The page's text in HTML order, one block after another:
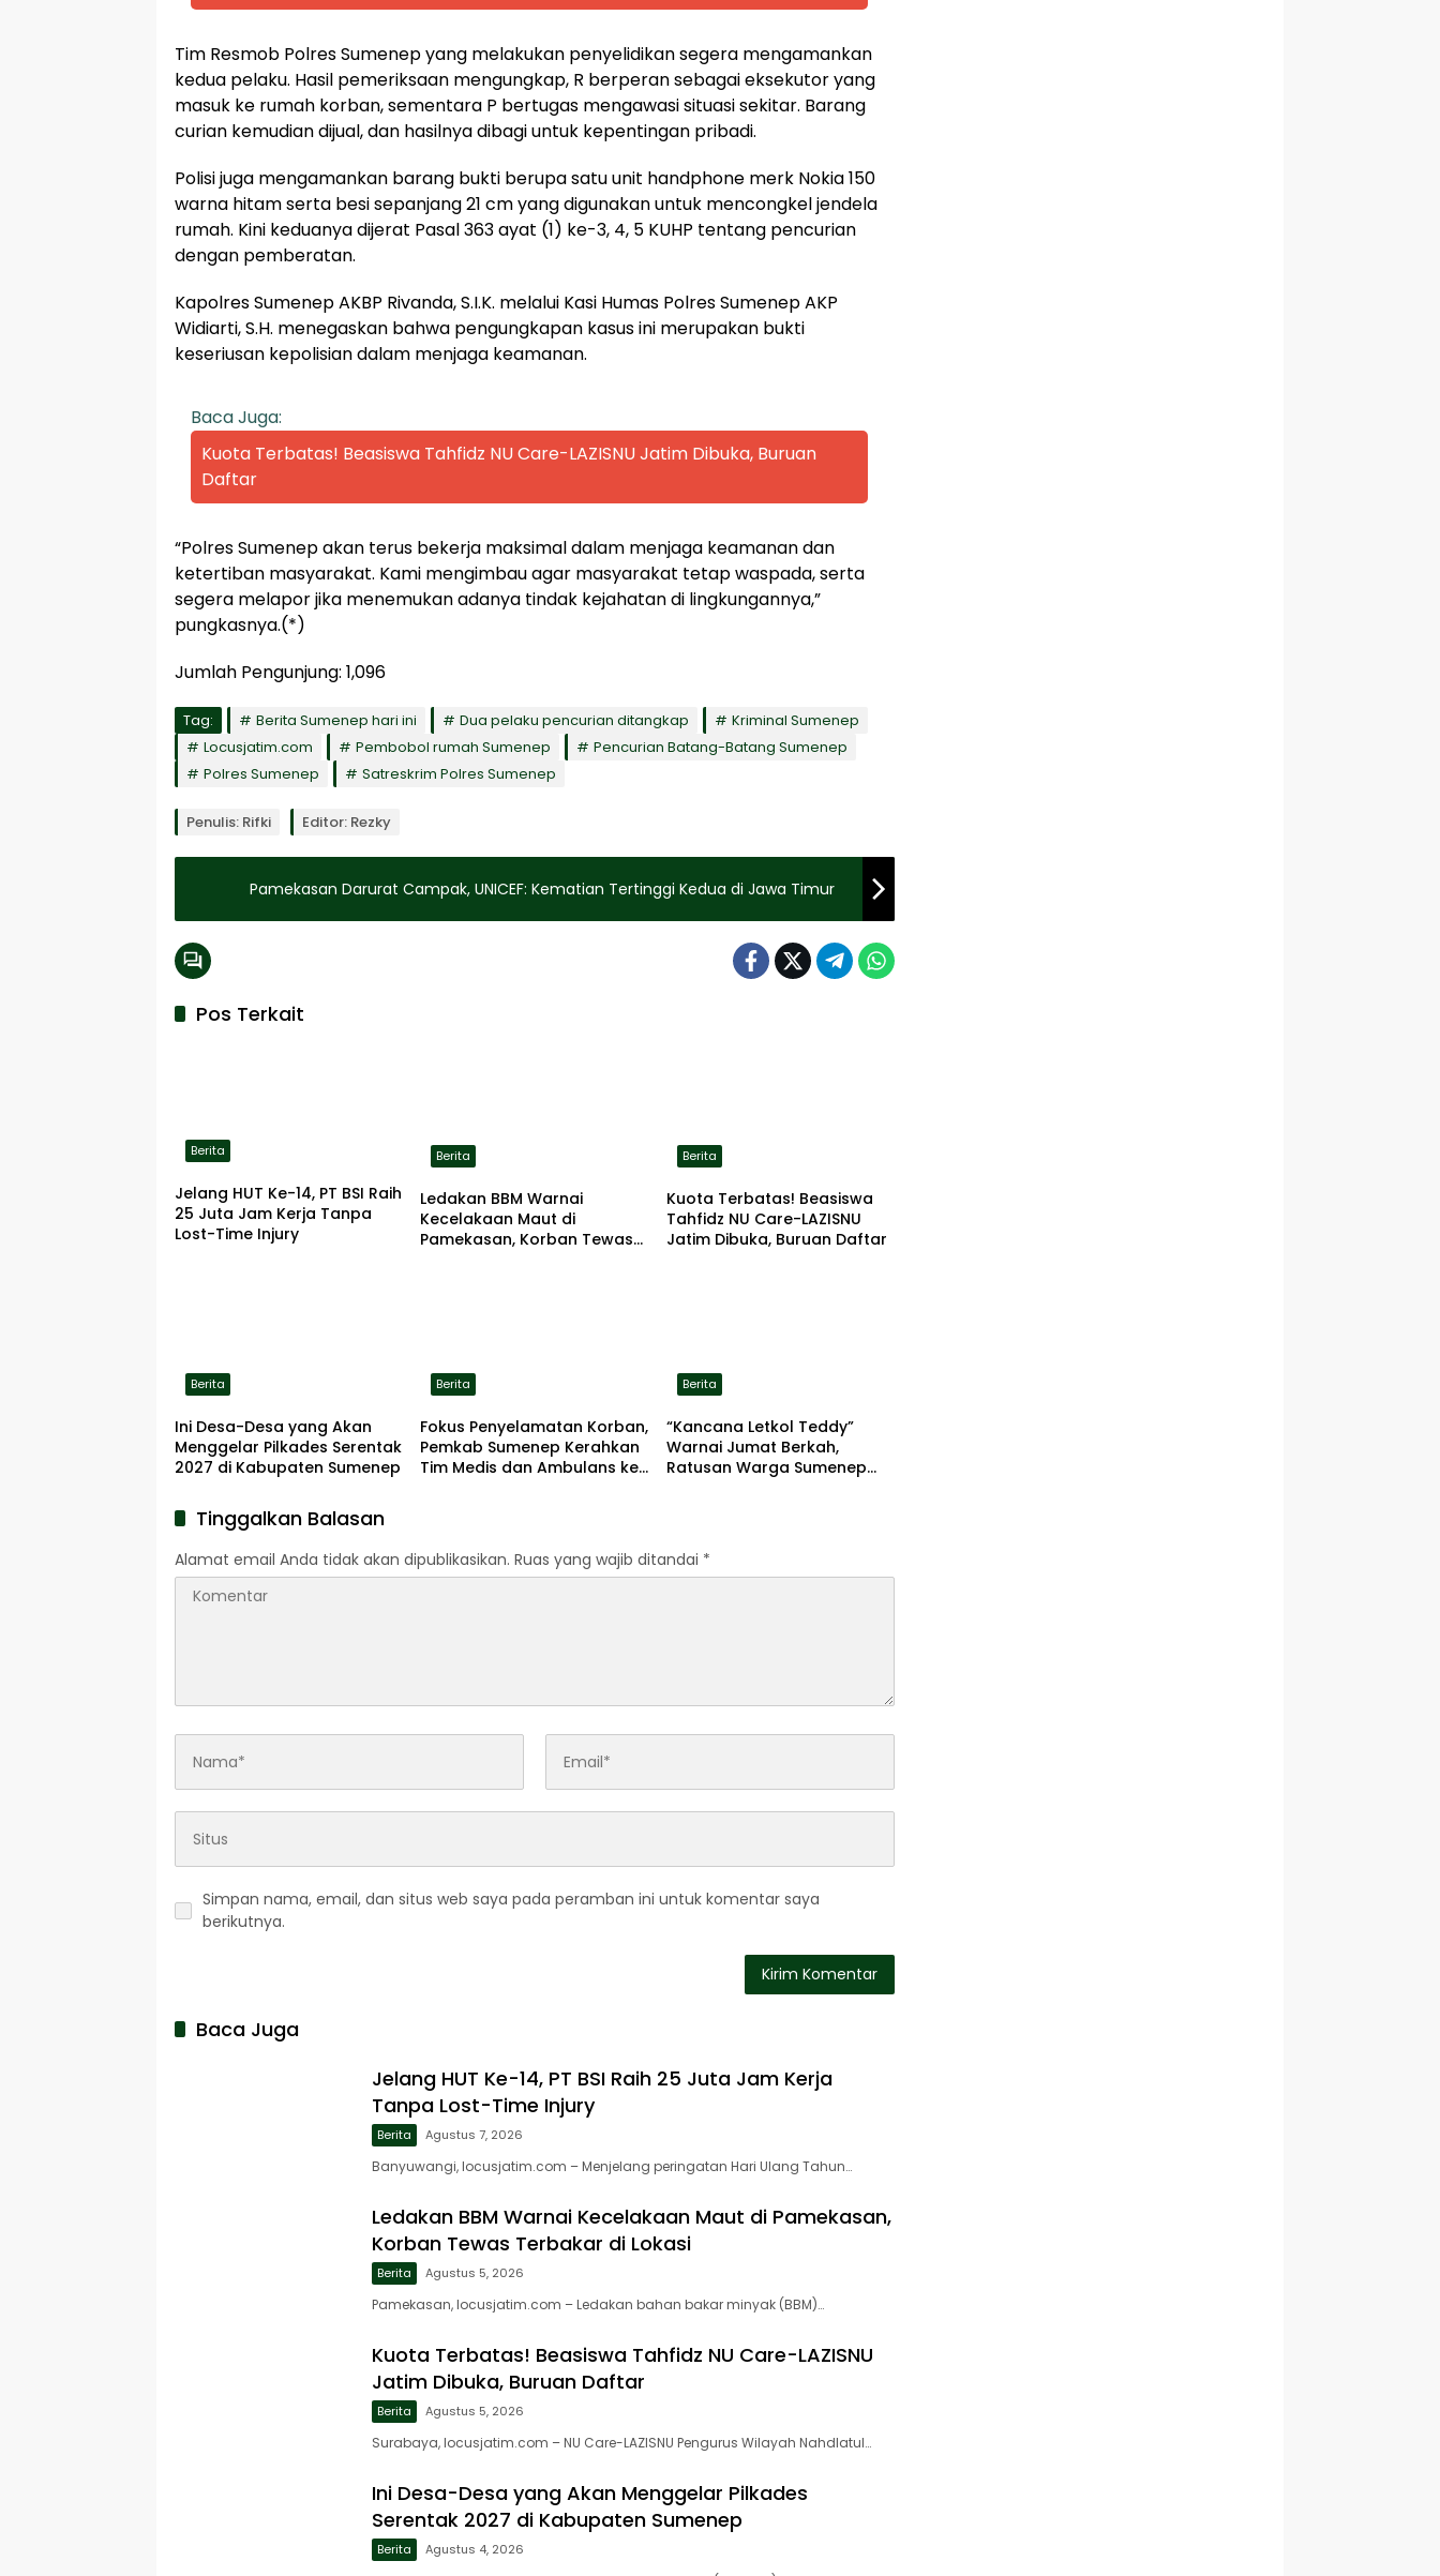
Tim Resmob Polres Sumenep yang melakukan penyelidikan segera mengamankan
kedua pelaku. Hasil pemeriksaan mengungkap, R berperan sebagai eksekutor yang
masuk ke rumah korban, sementara P bertugas mengawasi situasi sekitar. Barang
curian kemudian dijual, dan hasilnya dibagi untuk kepentingan pribadi.
Polisi juga mengamankan barang bukti berupa satu unit handphone merk Nokia 150
warna hitam serta besi sepanjang 21 cm yang digunakan untuk mencongkel jendela
rumah. Kini keduanya dijerat Pasal 363 ayat (1) ke-3, 4, 5 KUHP tentang pencurian
dengan pemberatan.
Kapolres Sumenep AKBP Rivanda, S.I.K. melalui Kasi Humas Polres Sumenep AKP
Widiarti, S.H. menegaskan bahwa pengungkapan kasus ini merupakan bukti
keseriusan kepolisian dalam menjaga keamanan.
Baca Juga:
Kuota Terbatas! Beasiswa Tahfidz NU Care-LAZISNU Jatim Dibuka, Buruan
Daftar
“Polres Sumenep akan terus bekerja maksimal dalam menjaga keamanan dan
ketertiban masyarakat. Kami mengimbau agar masyarakat tetap waspada, serta
segera melapor jika menemukan adanya tindak kejahatan di lingkungannya,”
pungkasnya.(*)
Jumlah Pengunjung: 1,096
Tag: Berita Sumenep hari ini Dua pelaku pencurian ditangkap
Kriminal Sumenep
Locusjatim.com
Pembobol rumah Sumenep
Pencurian Batang-Batang Sumenep
Polres Sumenep
Satreskrim Polres Sumenep
Penulis: Rifki Editor: Rezky
Pamekasan Darurat Campak, UNICEF: Kematian Tertinggi Kedua di Jawa Timur
Pos Terkait
Berita
Jelang HUT Ke-14, PT BSI Raih
25 Juta Jam Kerja Tanpa
Lost-Time Injury
Berita
Ledakan BBM Warnai
Kecelakaan Maut di
Pamekasan, Korban Tewas
Berita
Kuota Terbatas! Beasiswa
Tahfidz NU Care-LAZISNU
Jatim Dibuka, Buruan Daftar
Berita
Ini Desa-Desa yang Akan
Menggelar Pilkades Serentak
2027 di Kabupaten Sumenep
Berita
Fokus Penyelamatan Korban,
Pemkab Sumenep Kerahkan
Tim Medis dan Ambulans ke
Berita
“Kancana Letkol Teddy”
Warnai Jumat Berkah,
Ratusan Warga Sumenep
Tinggalkan Balasan
Alamat email Anda tidak akan dipublikasikan. Ruas yang wajib ditandai *
Simpan nama, email, dan situs web saya pada peramban ini untuk komentar saya
berikutnya.
Baca Juga
Jelang HUT Ke-14, PT BSI Raih 25 Juta Jam Kerja
Tanpa Lost-Time Injury
Berita Agustus 7, 2026
Banyuwangi, locusjatim.com – Menjelang peringatan Hari Ulang Tahun…
Ledakan BBM Warnai Kecelakaan Maut di Pamekasan,
Korban Tewas Terbakar di Lokasi
Berita Agustus 5, 2026
Pamekasan, locusjatim.com – Ledakan bahan bakar minyak (BBM)…
Kuota Terbatas! Beasiswa Tahfidz NU Care-LAZISNU
Jatim Dibuka, Buruan Daftar
Berita Agustus 5, 2026
Surabaya, locusjatim.com – NU Care-LAZISNU Pengurus Wilayah Nahdlatul…
Ini Desa-Desa yang Akan Menggelar Pilkades
Serentak 2027 di Kabupaten Sumenep
Berita Agustus 4, 2026